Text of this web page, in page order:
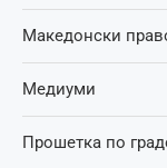
Македонски
Медиуми
Прошетка по